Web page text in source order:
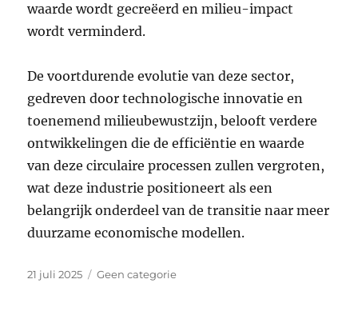
waarde wordt gecreëerd en milieu-impact
wordt verminderd.
De voortdurende evolutie van deze sector,
gedreven door technologische innovatie en
toenemend milieubewustzijn, belooft verdere
ontwikkelingen die de efficiëntie en waarde
van deze circulaire processen zullen vergroten,
wat deze industrie positioneert als een
belangrijk onderdeel van de transitie naar meer
duurzame economische modellen.
Geplaatst
21 juli 2025 Categorieën
Geen categorie